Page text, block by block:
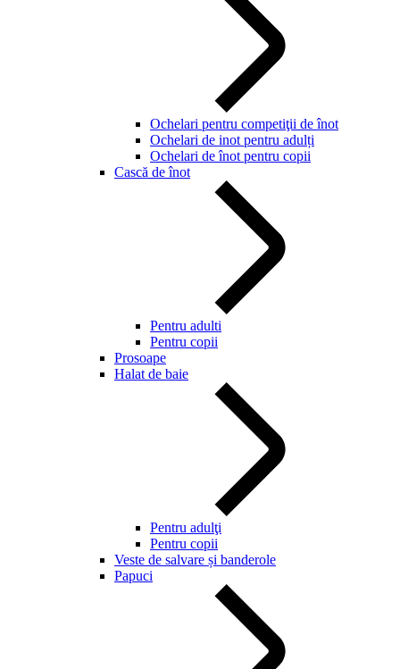
Ochelari pentru competiţii de înot
Ochelari de inot pentru adulți
Ochelari de înot pentru copii
Cască de înot
Pentru adulti
Pentru copii
Prosoape
Halat de baie
Pentru adulţi
Pentru copii
Veste de salvare și banderole
Papuci